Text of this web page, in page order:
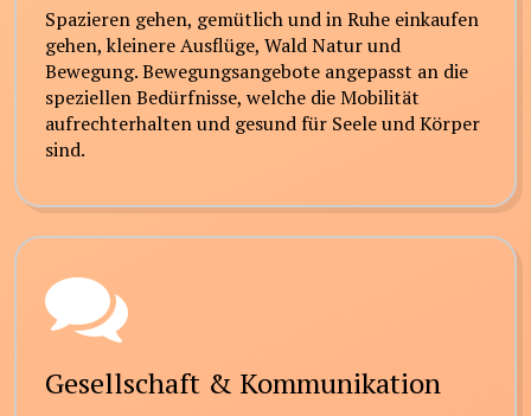
Spazieren gehen, gemütlich und in Ruhe einkaufen
gehen, kleinere Ausflüge, Wald Natur und
Bewegung. Bewegungsangebote angepasst an die
speziellen Bedürfnisse, welche die Mobilität
aufrechterhalten und gesund für Seele und Körper
sind.
Gesellschaft & Kommunikation